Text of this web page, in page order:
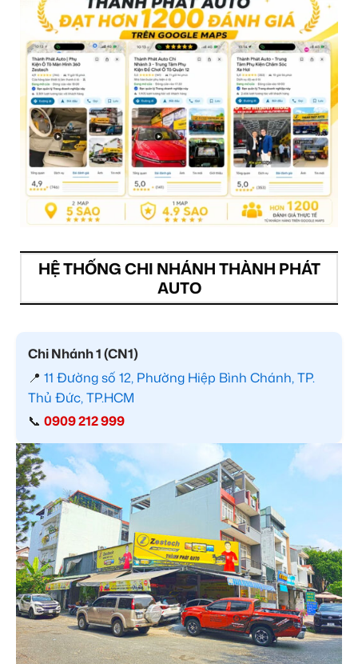
HỆ THỐNG CHI NHÁNH THÀNH PHÁT
AUTO
Chi Nhánh 1 (CN1)
📍 11 Đường số 12, Phường Hiệp Bình Chánh, TP.
Thủ Đức, TP.HCM
📞 0909 212 999